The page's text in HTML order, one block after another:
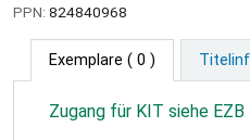
PPN: 824840968
Exemplare ( 0 )
Zugang für KIT siehe EZB